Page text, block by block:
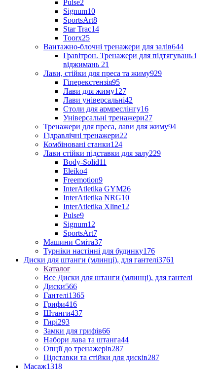
Pulse2
Signum10
SportsArt8
Star Trac14
Toorx25
Вантажно-блочні тренажери для залів644
Гравітрон. Тренажери для підтягувань і
віджимань 21
Лави, стійки для преса та жиму929
Гіперекстензія95
Лави для жиму127
Лави універсальні42
Столи для армреслінгу16
Універсальні тренажери27
Тренажери для преса, лави для жиму94
Гідравлічні тренажери22
Комбіновані станки124
Лави стійки підставки для залу229
Body-Solid11
Eleiko4
Freemotion9
InterAtletika GYM26
InterAtletika NRG10
InterAtletika Xline12
Pulse9
Signum12
SportsArt7
Машини Сміта37
Турніки настінні для будинку176
Диски для штанги (млинці), для гантелі3761
Каталог
Все Диски для штанги (млинці), для гантелі
Диски566
Гантелі1365
Грифи416
Штанги437
Гирі293
Замки для грифів66
Набори лава та штанга44
Опції до тренажерів287
Підставки та стійки для дисків287
Масаж1318